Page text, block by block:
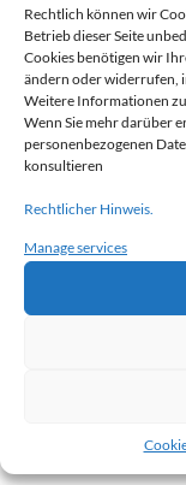
Rechtlich können wir
Betrieb dieser Seite
Cookies benötigen wir
ändern oder widerrufen,
Weitere Informationen
Wenn Sie mehr darüber
personenbezogenen
konsultieren
Rechtlicher Hinweis.
Manage services
E-Mail:
Zu beachten: Der
kontaktieren Sie